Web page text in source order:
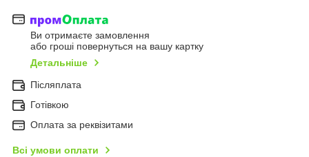
Ви отримаєте замовлення
або гроші повернуться на вашу картку
Детальніше
Післяплата
Готівкою
Оплата за реквізитами
Всі умови оплати